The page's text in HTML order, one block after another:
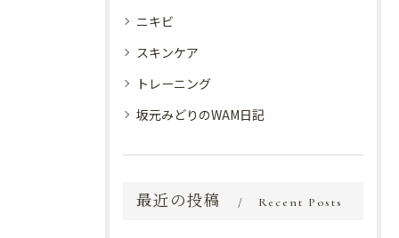
ニキビ
スキンケア
トレーニング
坂元みどりのWAM日記
最近の投稿 Recent Posts